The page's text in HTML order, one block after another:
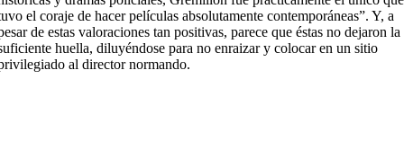
el coraje de hacer películas absolutamente contemporáneas”. Y, a
de estas valoraciones tan positivas, parece que éstas no dejaron la
huella, diluyéndose para no enraizar y colocar en un sitio
al director normando.